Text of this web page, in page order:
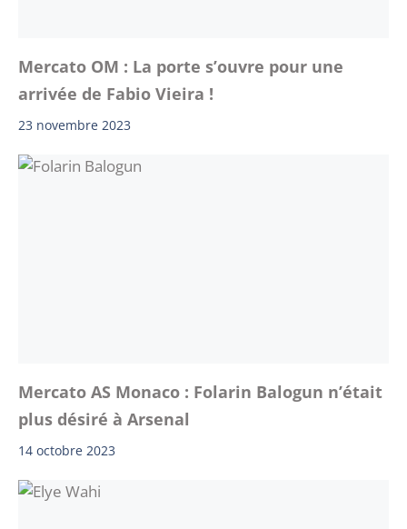
Mercato OM : La porte s’ouvre pour une
arrivée de Fabio Vieira !
23 novembre 2023
Mercato AS Monaco : Folarin Balogun n’était
plus désiré à Arsenal
14 octobre 2023